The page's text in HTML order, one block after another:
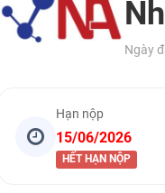
Ngày
Hạn nộp
15/06/2026
HẾT HẠN NỘP